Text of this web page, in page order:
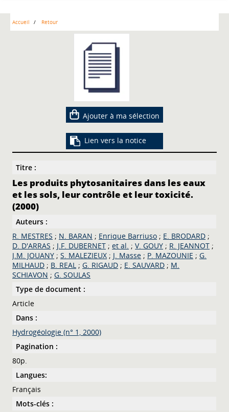
Accueil Retour
Ajouter à ma sélection
Lien vers la notice
Titre :
Les produits phytosanitaires dans les eaux
et les sols, leur contrôle et leur toxicité.
(2000)
Auteurs :
R. MESTRES ; N. BARAN ; Enrique Barriuso ; E. BRODARD ;
D. D'ARRAS ; J.F. DUBERNET ;et al. ;V. GOUY ; R. JEANNOT ;
J.M. JOUANY ;S. MALEZIEUX ; J. Masse ; P. MAZOUNIE ;G.
MILHAUD ; B. REAL ;G. RIGAUD ; E. SAUVARD ; M.
SCHIAVON ;G. SOULAS
Type de document :
Article
Dans :
Hydrogéologie (n° 1, 2000)
Pagination :
80p.
Langues:
Français
Mots-clés :